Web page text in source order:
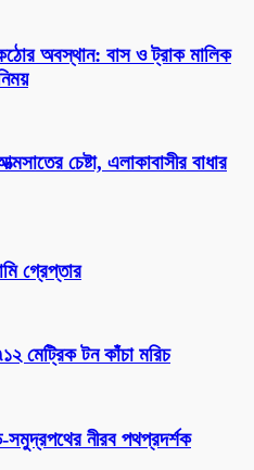
কঠোর অবস্থান: বাস ও ট্রাক মালিক
চেষ্টা, এলাকাবাসীর বাধার
গ্রেপ্তার
মেট্রিক টন কাঁচা মরিচ
নীরব পথপ্রদর্শক